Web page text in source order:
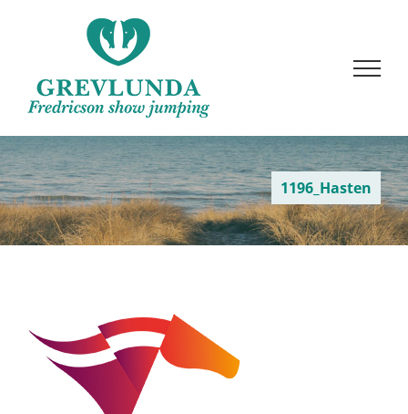
1196_Hasten